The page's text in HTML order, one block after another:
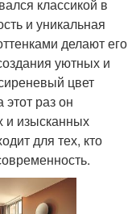
классикой в
и уникальная
делают его
уютных и
цвет
раз он
и изысканных
для тех, кто